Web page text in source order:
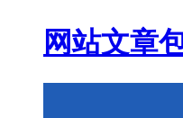
网站文章